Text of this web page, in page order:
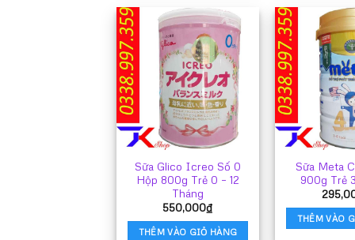
có
nhiều
biến
thể.
Các
tùy
chọn
có
được
chọn
trên
trang
sản
Sữa Glico Icreo Số 0
Hộp 800g Trẻ 0 – 12
Tháng
550,000₫
THÊM VÀO GIỎ HÀNG
Sữa Meta
900g Trẻ
THÊM VÀO